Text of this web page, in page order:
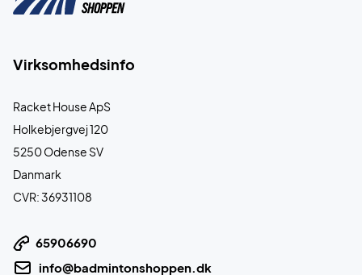
Virksomhedsinfo
Racket House ApS
Holkebjergvej 120
5250 Odense SV
Danmark
CVR: 36931108
65906690
info@badmintonshoppen.dk